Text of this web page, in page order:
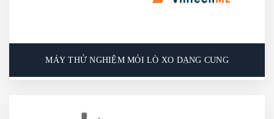
MÁY THỬ NGHIỆM MỎI LÒ XO DẠNG CUNG
MÁY THỬ NGHIỆM MỎI LÒ XO DẠNG CUNG